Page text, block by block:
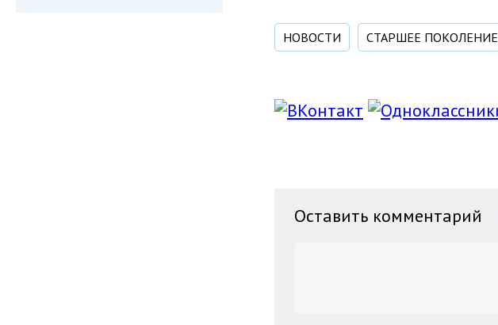
НОВОСТИ СТАРШЕЕ ПОКОЛЕНИЕ
Оставить комментарий